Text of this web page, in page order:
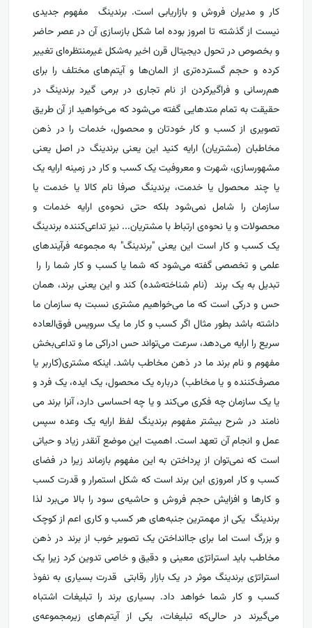
کار و مدیران فروش و بازاریابی است. برندینگ مفهوم جدیدی
نیست از گذشته تا امروز بوده اما شکل بازسازی آن در عصر حاضر
و بخصوص در تحول دیجیتال قرن اخیر به‌شکل غیرمنتظره‌‌ای تغییر
کرده و حجم گسترده‌تری از المان‌ها و آیتم‌های مختلف را برای
هم‌رسانی و فراگیر‌کردن از نام تجاری در برمی گیرد برندینگ در
حقیقت به تمام متدهایی گفته می‌شود که می‌خواهید از آن طریق
تصویری از کسب و کار خودتان و محصول، خدمات را در ذهن
مخاطبان (مشتریان) ارایه کنید این یعنی برندینگ در اصل یعنی
مشهور‌سازی، شهرت و معروفیت یک کسب و کار در زمینه ارایه یک
یا چند محصول یا خدمت، برندینگ صرفا نام کالا یا خدمت یا
سازمان را شامل نمی‌شود بلکه حتی نحوه‌ی ارایه خدمات و
محصولات و یا نحوه‌ی ارتباط با مشتریان... نیز تداعی‌کننده برندینگ
یک کسب و کار است این یعنی "برندینگ" به مجموعه فرآیندهای
علمی و تخصصی گفته می‌شود که شما یا کسب و کار شما را را
تبدیل به یک برند (نام شناخته‌شده) کند و این یعنی برند، همان
حس و درکی است که ما می‌خواهیم مشتری نسبت به سازمان ما
داشته باشد بطور مثال اگر کسب و کار ما یک سرویس فوق‌العاده
سریع را ارایه می‌دهد، سرعت می‌تواند حس ادراکی ما و تداعی‌بخش
مفهوم و نام برند ما در ذهن مخاطب باشد. اینکه مشتری(کاربر یا
مصرف‌کننده و یا مخاطب) درباره یک محصول، یک ایده، یک فرد و
یا یک سازمان چه فکری می‌کند و یا چه احساسی دارد، آنرا برند می
نامند در شرح بیشتر مفهوم برندینگ لفظ ارایه یک وعده سپس
عمل و انجام آن تعهد است. اهمیت این موضع آنقدر زیاد و حیاتی
است که نمی‌توان از پرداختن به این مفهوم بازماند زیرا در فضای
کسب و کار امروزی این برند است که شکل استمرار و قدرت کسب
و کارها و افزایش حجم فروش و حاشیه‌ی سود را بالا می‌برد لذا
برندینگ یکی از مهمترین جنبه‌های هر کسب و کاری اعم از کوچک
و بزرگ است اما برای جاانداختن یک تصویر خوب از برند در ذهن
مخاطب باید استراتژی معینی و دقیق و خاصی تدوین کرد زیرا یک
استراتژی برندینگ موثر در یک بازار رقابتی قدرت بسیاری به نفوذ
کسب و کار شما خواهد داد. بسیاری برند را تبلیغات اشتباه
می‌گیرند در حالی‌که تبلیغات، یکی از آیتم‌های زیرمجموعه‌ی